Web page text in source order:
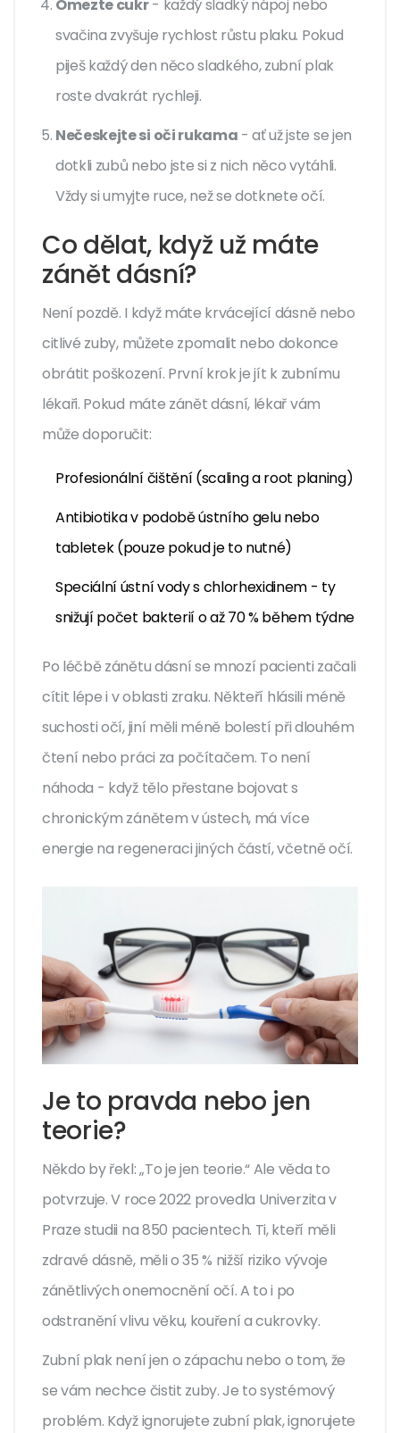
Omezte cukr- každý sladký nápoj nebo
svačina zvyšuje rychlost růstu plaku. Pokud
piješ každý den něco sladkého, zubní plak
roste dvakrát rychleji.
Nečeskejte si oči rukama - ať už jste se jen
dotkli zubů nebo jste si z nich něco vytáhli.
Vždy si umyjte ruce, než se dotknete očí.
Co dělat, když už máte
zánět dásní?
Není pozdě. I když máte krvácející dásně nebo
citlivé zuby, můžete zpomalit nebo dokonce
obrátit poškození. První krok je jít k zubnímu
lékaři. Pokud máte zánět dásní, lékař vám
může doporučit:
Profesionální čištění (scaling a root planing)
Antibiotika v podobě ústního gelu nebo
tabletek (pouze pokud je to nutné)
Speciální ústní vody s chlorhexidinem - ty
snižují počet bakterií o až 70 % během týdne
Po léčbě zánětu dásní se mnozí pacienti začali
cítit lépe i v oblasti zraku. Někteří hlásili méně
suchosti očí, jiní měli méně bolestí při dlouhém
čtení nebo práci za počítačem. To není
náhoda - když tělo přestane bojovat s
chronickým zánětem v ústech, má více
energie na regeneraci jiných částí, včetně očí.
Je to pravda nebo jen
teorie?
Někdo by řekl: „To je jen teorie.“ Ale věda to
potvrzuje. V roce 2022 provedla Univerzita v
Praze studii na 850 pacientech. Ti, kteří měli
zdravé dásně, měli o 35 % nižší riziko vývoje
zánětlivých onemocnění očí. A to i po
odstranění vlivu věku, kouření a cukrovky.
Zubní plak není jen o zápachu nebo o tom, že
se vám nechce čistit zuby. Je to systémový
problém. Když ignorujete zubní plak, ignorujete